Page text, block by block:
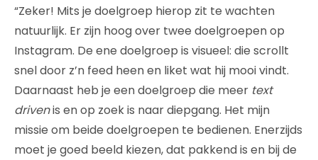
“Zeker! Mits je doelgroep hierop zit te wachten
natuurlijk. Er zijn hoog over twee doelgroepen op
Instagram. De ene doelgroep is visueel: die scrollt
snel door z’n feed heen en liket wat hij mooi vindt.
Daarnaast heb je een doelgroep die meer text
drivenis en op zoek is naar diepgang. Het mijn
missie om beide doelgroepen te bedienen. Enerzijds
moet je goed beeld kiezen, dat pakkend is en bij de